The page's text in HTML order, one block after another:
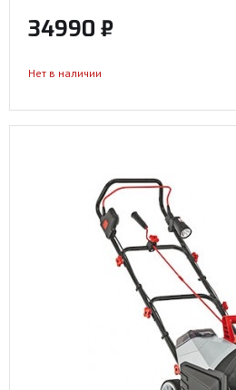
34990 ₽
Нет в наличии